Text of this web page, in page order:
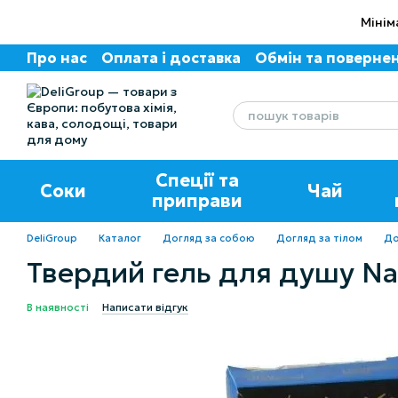
Про нас Оплата і доставка
Обмін та
Соки
Спеції та
приправи
Чай
DeliGroup Каталог Догляд за собою Догляд за тілом
Твердий гель для душу
В наявності Написати відгук